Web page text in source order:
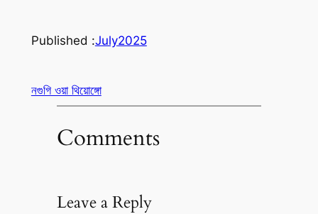
Published :July2025
নগুগি ওয়া থিয়োঙ্গো
Comments
Leave a Reply